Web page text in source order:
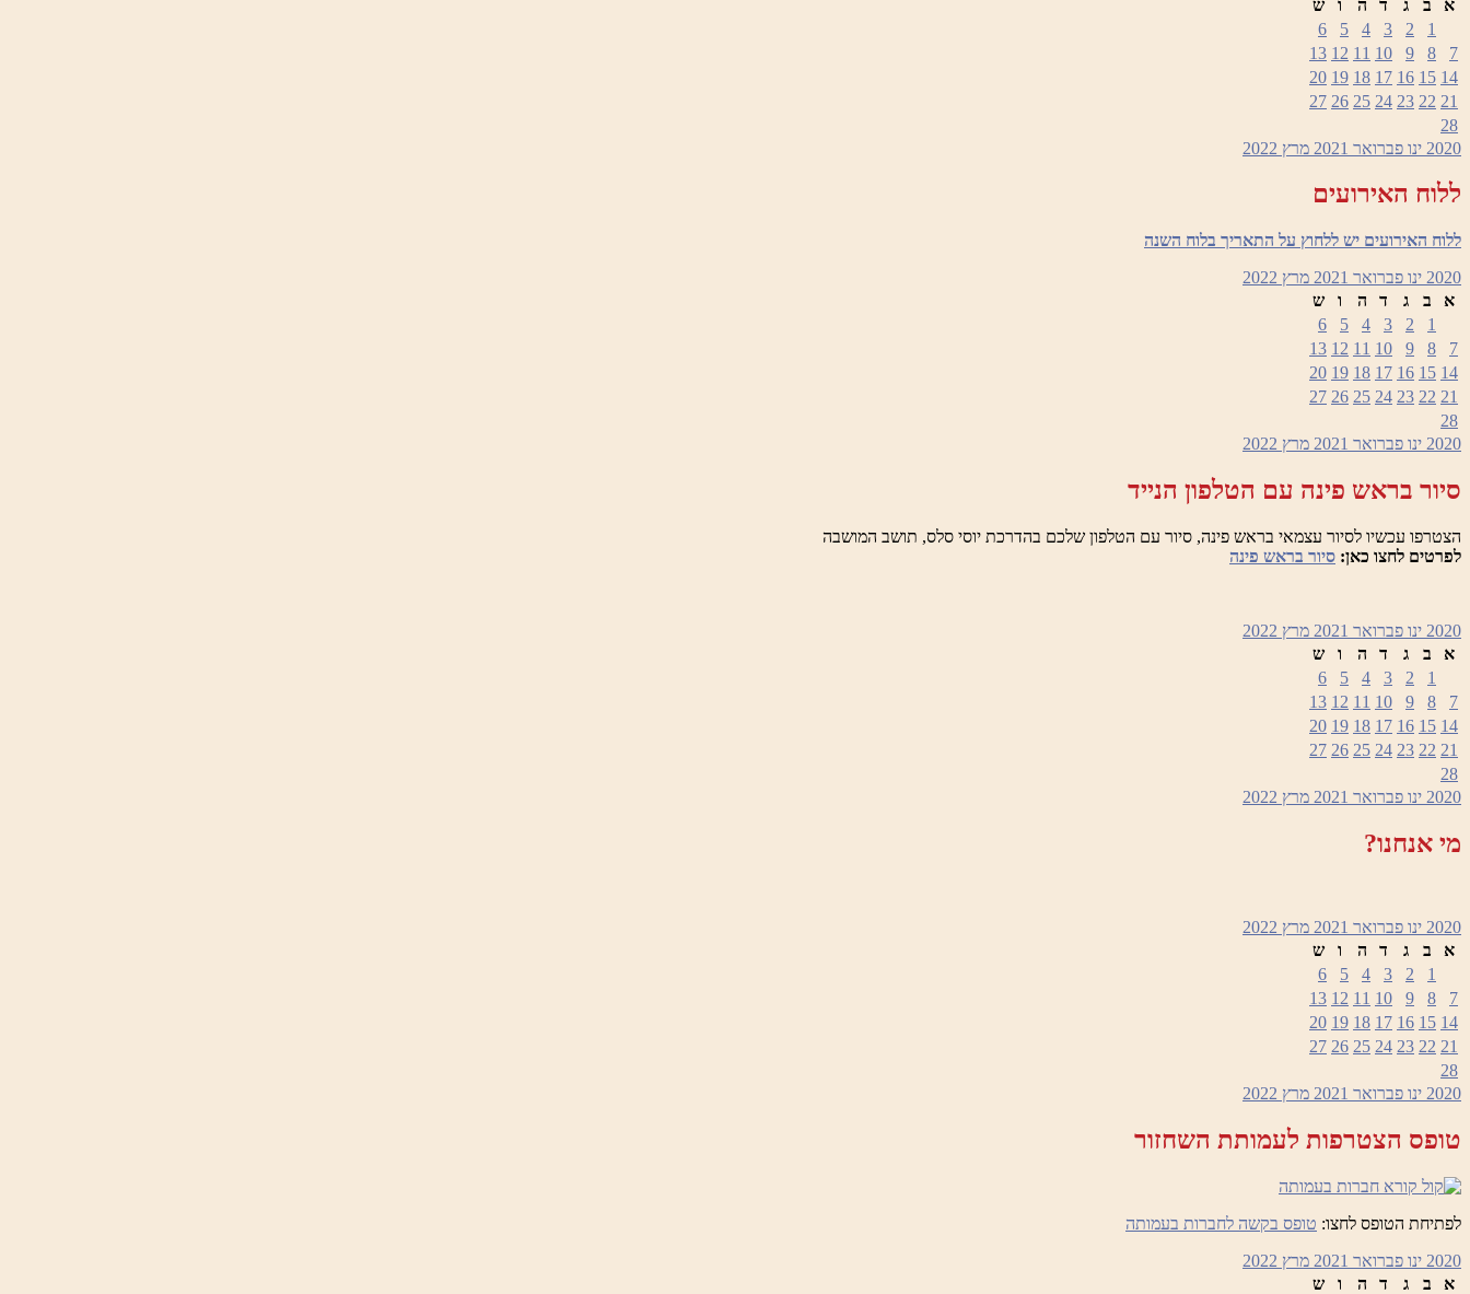
א
ב ג ד ה ו
ש
1
2
3
4
5
6
7
8
9
10
11
12
13
14
15
16
17
18
19
20
21
22
23
24
25
26
27
28
2020 ינו פברואר 2021 מרץ 2022
ללוח האירועים
ללוח האירועים יש ללחוץ על התאריך בלוח השנה
2020 ינו פברואר 2021 מרץ 2022
א
ב ג ד ה ו
ש
1
2
3
4
5
6
7
8
9
10
11
12
13
14
15
16
17
18
19
20
21
22
23
24
25
26
27
28
2020 ינו פברואר 2021 מרץ 2022
סיור בראש פינה עם הטלפון הנייד
הצטרפו עכשיו לסיור עצמאי בראש פינה, סיור עם הטלפון שלכם בהדרכת יוסי סלס, תושב המושבה
לפרטים לחצו כאן: סיור בראש פינה
2020 ינו פברואר 2021 מרץ 2022
א
ב ג ד ה ו
ש
1
2
3
4
5
6
7
8
9
10
11
12
13
14
15
16
17
18
19
20
21
22
23
24
25
26
27
28
2020 ינו פברואר 2021 מרץ 2022
מי אנחנו?
2020 ינו פברואר 2021 מרץ 2022
א
ב ג ד ה ו
ש
1
2
3
4
5
6
7
8
9
10
11
12
13
14
15
16
17
18
19
20
21
22
23
24
25
26
27
28
2020 ינו פברואר 2021 מרץ 2022
טופס הצטרפות לעמותת השחזור
לפתיחת הטופס לחצו: טופס בקשה לחברות בעמותה
2020 ינו פברואר 2021 מרץ 2022
א
ב ג ד ה ו
ש